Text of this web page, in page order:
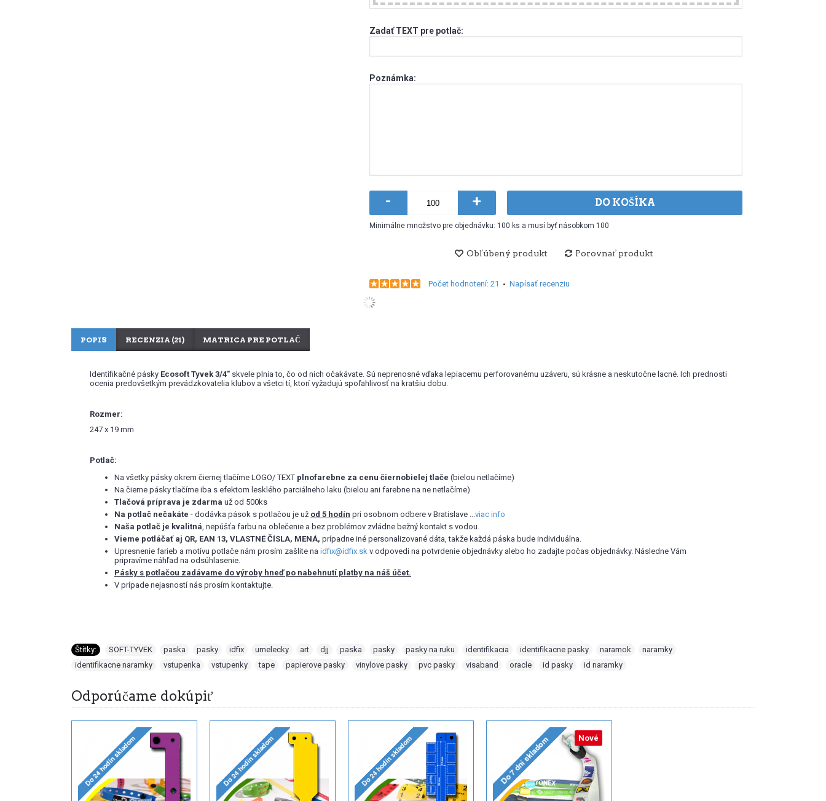
Zadať TEXT pre potlač:
Poznámka:
- + DO KOŠÍKA
Minimálne množstvo pre objednávku: 100 ks a musí byť násobkom 100
Obľúbený produkt Porovnať produkt
Počet hodnotení: 21 • Napísať recenziu
POPIS RECENZIA (21) MATRICA PRE POTLAČ
Identifikačné pásky Ecosoft Tyvek 3/4" skvele plnia to, čo od nich očakávate. Sú neprenosné vďaka lepiacemu perforovanému uzáveru, sú krásne a neskutočne lacné. Ich prednosti
ocenia predovšetkým prevádzkovatelia klubov a všetci tí, ktorí vyžadujú spoľahlivosť na kratšiu dobu.
Rozmer:
247 x 19 mm
Potlač:
Na všetky pásky okrem čiernej tlačíme LOGO/ TEXT plnofarebne za cenu čiernobielej tlače (bielou netlačíme)
Na čierne pásky tlačíme iba s efektom lesklého parciálneho laku (bielou ani farebne na ne netlačíme)
Tlačová príprava je zdarma už od 500ks
Na potlač nečakáte - dodávka pások s potlačou je už od 5 hodín pri osobnom odbere v Bratislave ...viac info
Naša potlač je kvalitná, nepúšťa farbu na oblečenie a bez problémov zvládne bežný kontakt s vodou.
Vieme potláčať aj QR, EAN 13, VLASTNÉ ČÍSLA, MENÁ, prípadne iné personalizované dáta, takže každá páska bude individuálna.
Upresnenie farieb a motívu potlače nám prosím zašlite na idfix@idfix.sk v odpovedi na potvrdenie objednávky alebo ho zadajte počas objednávky. Následne Vám
pripravíme náhľad na odsúhlasenie.
Pásky s potlačou zadávame do výroby hneď po nabehnutí platby na náš účet.
V prípade nejasností nás prosím kontaktujte.
Štítky: SOFT-TYVEK paska pasky idfix umelecky art djj paska pasky pasky na ruku identifikacia identifikacne pasky naramok naramky
identifikacne naramky
vstupenka vstupenky tape papierove pasky vinylove pasky pvc pasky visaband oracle id pasky id naramky
Odporúčame dokúpiť
Nové